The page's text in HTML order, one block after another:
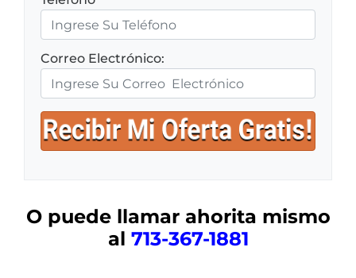
Correo Electrónico:
O puede llamar ahorita mismo
al 713-367-1881